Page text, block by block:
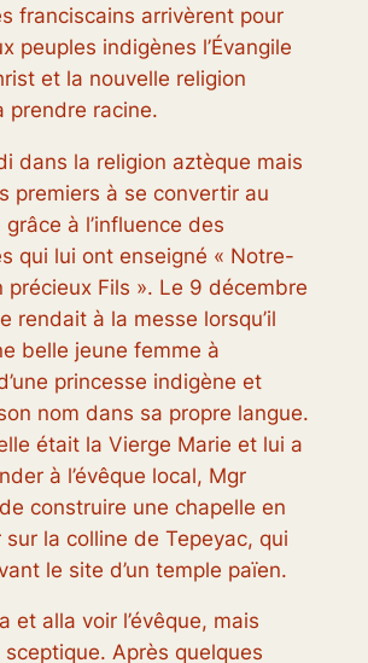
franciscains arrivèrent pour
peuples indigènes l’Évangile
et la nouvelle religion
prendre racine.
dans la religion aztèque mais
premiers à se convertir au
à l’influence des
qui lui ont enseigné « Notre-
précieux Fils ». Le 9 décembre
rendait à la messe lorsqu’il
belle jeune femme à
princesse indigène et
nom dans sa propre langue.
était la Vierge Marie et lui a
à l’évêque local, Mgr
construire une chapelle en
sur la colline de Tepeyac, qui
le site d’un temple païen.
et alla voir l’évêque, mais
Après quelques